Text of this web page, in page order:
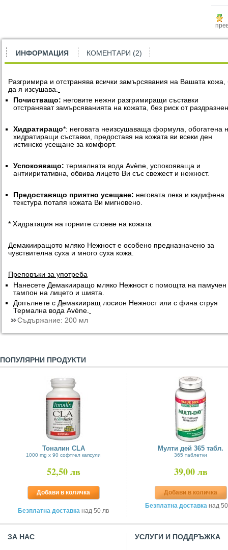
ИНФОРМАЦИЯ КОМЕНТАРИ (2)
Разгримира и отстранява всички замърсявания на Вашата кожа,
да я изсушава.
Почистващо: неговите нежни разгримиращи съставки
отстраняват замърсяванията на кожата, без риск от
Хидратиращо*: неговата неизсушаваща формула, обогатена
хидратиращи съставки, предоставя на кожата ви всеки ден
истинско усещане за комфорт.
Успокояващо: термалната вода Avène, успокояваща и
антииритативна, обвива лицето Ви със свежест и нежност.
Предоставящо приятно усещане: неговата лека и кадифена
текстура потапя кожата Ви мигновено.
* Хидратация на горните слоеве на кожата
Демакииращото мляко Нежност е особено предназначено за
чувствителна суха и много суха кожа.
Препоръки за употреба
Нанесете Демакииращо мляко Нежност с помощта на памучен
тампон на лицето и шията.
Допълнете с Демакииращ лосион Нежност или с фина струя
Термална вода Avène.
Съдържание: 200 мл
ПОПУЛЯРНИ ПРОДУКТИ
Тоналин CLA
1000 mg х 90 софтгел капсули
52,50 лв
Добави в количка
Безплатна доставка над 50 лв
Мулти дей 365 табл.
365 таблетки
39,00 лв
Добави в количка
Безплатна доставка над
ЗА НАС УСЛУГИ И ПОДДРЪЖКА